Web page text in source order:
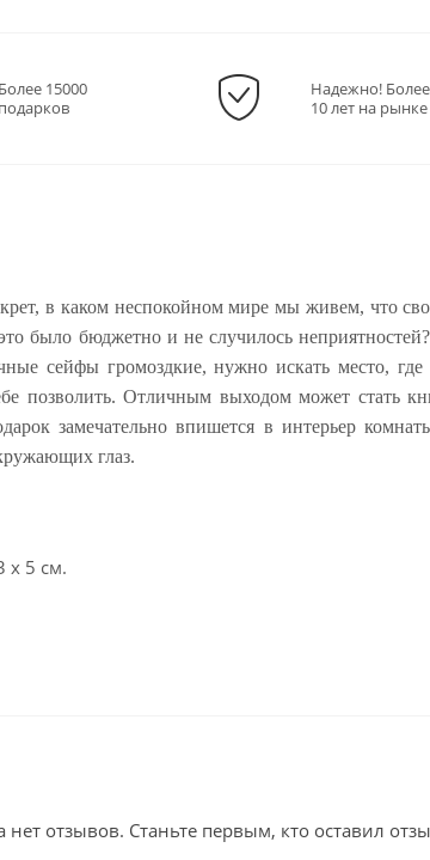
Более 15000
подарков
Надежно! Более
10 лет на рынке
в каком неспокойном мире мы живем, что
было бюджетно и не случилось
сейфы громоздкие, нужно искать место,
позволить. Отличным выходом может стать
замечательно впишется в интерьер
глаз.
х 5 см.
нет отзывов. Станьте первым, кто оставил